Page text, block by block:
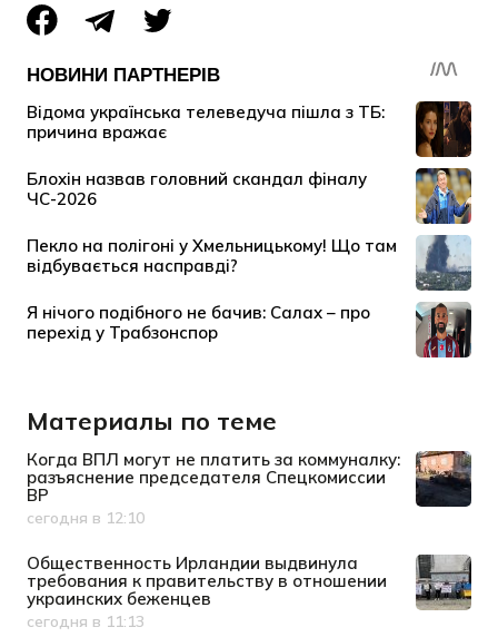
Материалы по теме
Когда ВПЛ могут не платить за коммуналку:
разъяснение председателя Спецкомиссии
ВР
Дата публикации
сегодня в 12:10
Общественность Ирландии выдвинула
требования к правительству в отношении
украинских беженцев
Дата публикации
сегодня в 11:13